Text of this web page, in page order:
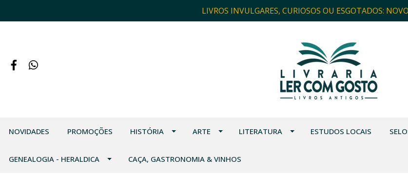
LIVROS INVULGARES, CURIOSOS OU ESGOTADOS:
NOVIDADES PROMOÇÕES HISTÓRIA ARTE LITERATURA ESTUDOS LOCAIS
GENEALOGIA - HERALDICA CAÇA, GASTRONOMIA & VINHOS